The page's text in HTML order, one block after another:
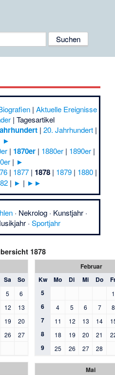
| Aktuelle Ereignisse
| Tagesartikel
| 20. Jahrhundert|
►
| 1870er | 1880er | 1890er |
| ►
| 1877| 1878| 1879| 1880|
| ► | ►►
· Nekrolog· Kunstjahr·
· Sportjahr
1878
Sa
So
5 6
12 13
19 20
26 27
Februar
Kw
Mo Di Mi Do
5
1
6 4 5 6 7 8
7 11 12 13 14
8 18 19 20 21
9 25 26 27 28
Mai